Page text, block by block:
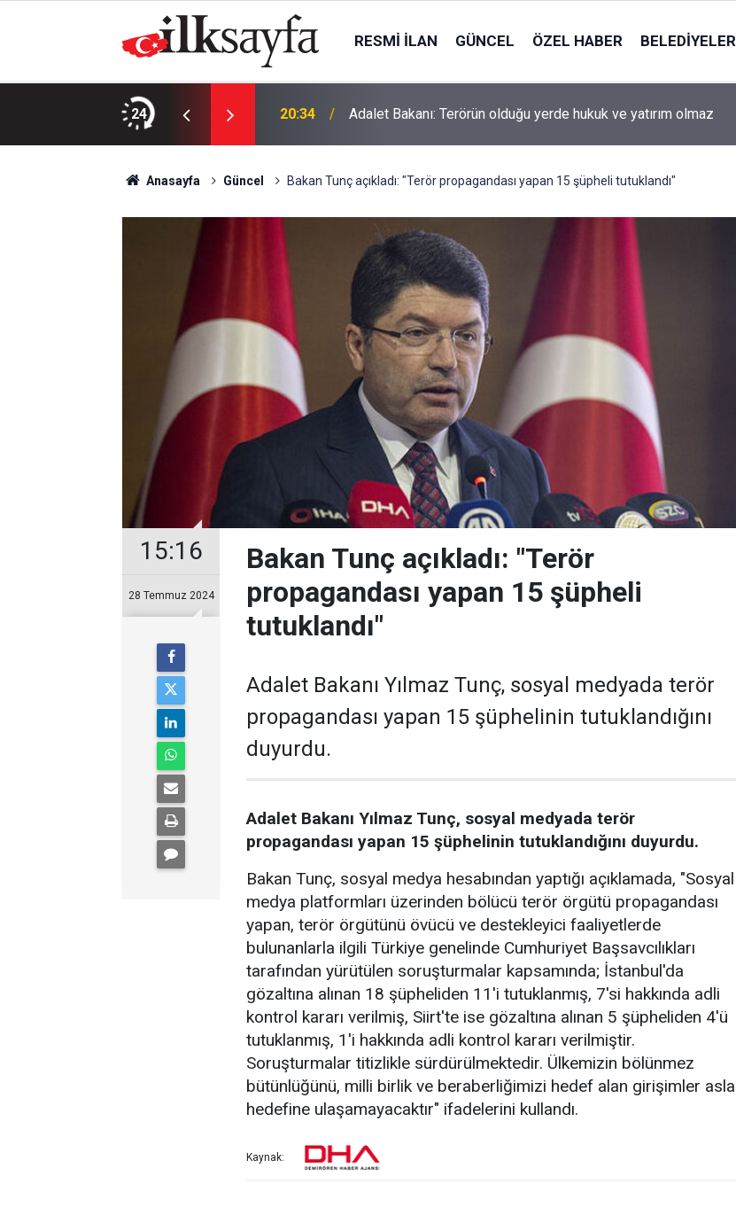
RESMI İLAN GÜNCEL ÖZEL HABER BELEDIYELER
24 20:34 Adalet Bakanı: Terörün olduğu yerde hukuk ve yatırım olmaz
Anasayfa Güncel Bakan Tunç açıkladı: "Terör propagandası yapan 15 şüpheli tutuklandı"
15:16
28 Temmuz 2024
Bakan Tunç açıkladı: "Terör
propagandası yapan 15 şüpheli
tutuklandı"
Adalet Bakanı Yılmaz Tunç, sosyal medyada terör
propagandası yapan 15 şüphelinin tutuklandığını
duyurdu.
Adalet Bakanı Yılmaz Tunç, sosyal medyada terör
propagandası yapan 15 şüphelinin tutuklandığını duyurdu.
Bakan Tunç, sosyal medya hesabından yaptığı açıklamada, "Sosyal
medya platformları üzerinden bölücü terör örgütü propagandası
yapan, terör örgütünü övücü ve destekleyici faaliyetlerde
bulunanlarla ilgili Türkiye genelinde Cumhuriyet Başsavcılıkları
tarafından yürütülen soruşturmalar kapsamında; İstanbul'da
gözaltına alınan 18 şüpheliden 11'i tutuklanmış, 7'si hakkında adli
kontrol kararı verilmiş, Siirt'te ise gözaltına alınan 5 şüpheliden 4'ü
tutuklanmış, 1'i hakkında adli kontrol kararı verilmiştir.
Soruşturmalar titizlikle sürdürülmektedir. Ülkemizin bölünmez
bütünlüğünü, milli birlik ve beraberliğimizi hedef alan girişimler asla
hedefine ulaşamayacaktır" ifadelerini kullandı.
Kaynak: